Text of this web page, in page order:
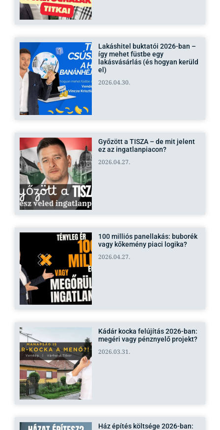
Lakáshitel buktatói 2026-ban –
így mehet füstbe egy
lakásvásárlás (és hogyan kerüld
el)
2026.04.30.
Győzött a TISZA – de mit jelent
ez az ingatlanpiacon?
2026.04.27.
100 milliós panellakás: buborék
vagy kőkemény piaci logika?
2026.04.27.
Kádár kocka felújítás 2026-ban:
megéri vagy pénznyelő projekt?
2026.03.31.
Ház építés költsége 2026-ban: